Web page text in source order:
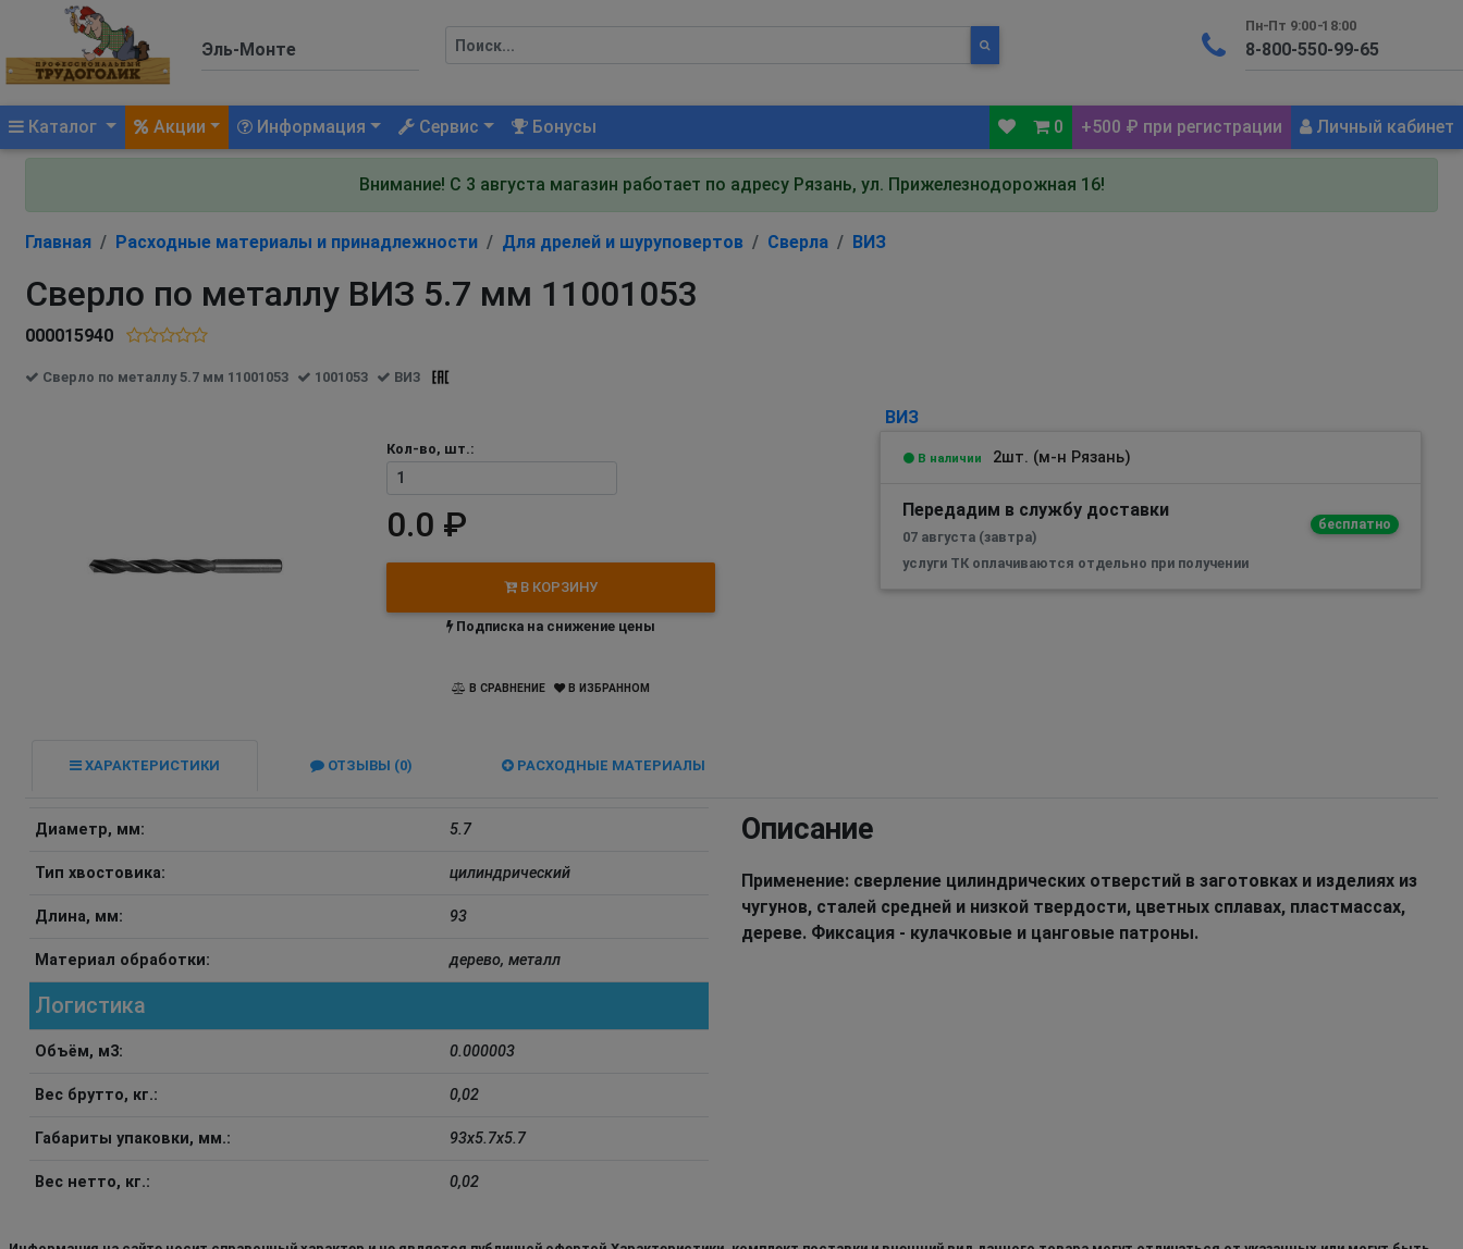
Пн-Пт 9:00-18:00
Каталог (current)Акции Информация Сервис Бонусы 0 +500 ₽ при регистрации Личный кабинет
Внимание! С 3 августа магазин работает по адресу Рязань, ул. Прижелезнодорожная 16!
Главная Расходные материалы и принадлежности Для дрелей и шуруповертов Сверла ВИЗ
Сверло по металлу ВИЗ 5.7 мм 11001053
000015940
Сверло по металлу 5.7 мм 11001053 1001053 ВИЗ
Кол-во, шт.:
0.0 ₽
В КОРЗИНУ
Подписка на снижение цены
В СРАВНЕНИЕ В ИЗБРАННОМ
ВИЗ
В наличии 2шт. (м-н Рязань)
Передадим в службу доставки
бесплатно
07 августа (завтра)
услуги ТК оплачиваются отдельно при получении
ХАРАКТЕРИСТИКИ ОТЗЫВЫ (0) РАСХОДНЫЕ МАТЕРИАЛЫ
Диаметр, мм: 5.7
Тип хвостовика: цилиндрический
Длина, мм: 93
Материал обработки: дерево, металл
Логистика
Объём, м3: 0.000003
Вес брутто, кг.: 0,02
Габариты упаковки, мм.: 93x5.7x5.7
Вес нетто, кг.: 0,02
Описание
Применение: сверление цилиндрических отверстий в заготовках и изделиях из
чугунов, сталей средней и низкой твердости, цветных сплавах, пластмассах,
дереве. Фиксация - кулачковые и цанговые патроны.